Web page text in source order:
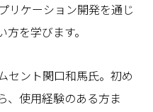
リケーション開発を通じ
を学びます。
セント関口和馬氏。初め
、使用経験のある方ま